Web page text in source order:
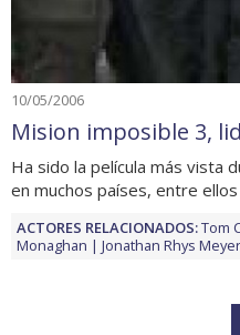
10/05/2006
Mision imposible 3,
Ha sido la película más vista
en muchos países, entre
ACTORES RELACIONADOS:Tom
Monaghan
Jonathan Rhys